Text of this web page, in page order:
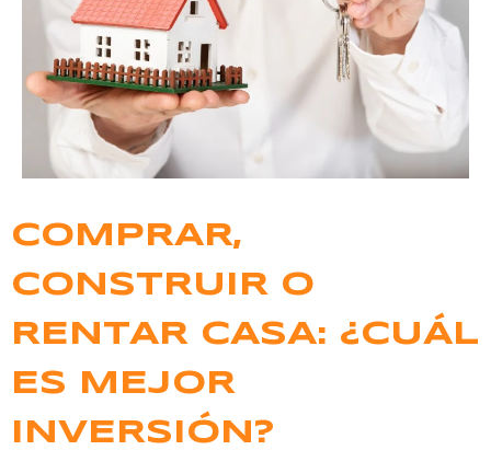
COMPRAR,
CONSTRUIR O
RENTAR CASA: ¿CUÁL
ES MEJOR
INVERSIÓN?